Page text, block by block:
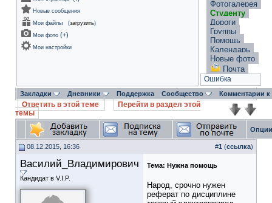
Новые сообщения
Мои файлы
(загрузить)
Мои фото (+)
Мои настройки
Фотогалерея
Студенту
Дороги
Группы
Помощь
Календарь
Новые фото
Почта
Ошибка
Закладки Дневники Поддержка Сообщество Комментарии
Ответить в этой теме
Перейти в раздел этой
темы
08.12.2015, 16:36 #1 (ссылка)
Василий_Владимирович
Кандидат в V.I.P.
Тема: Нужна помощь
Народ, срочно нужен
реферат по дисциплине